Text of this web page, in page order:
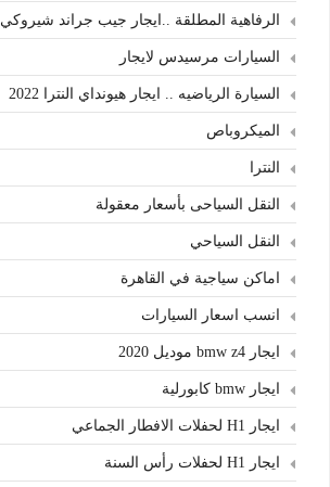
الرفاهية المطلقة ..ايجار جيب جراند شيروكي
السيارات مرسيدس لايجار
السيارة الرياضيه .. ايجار هيونداي النترا 2022
الميكروباص
النترا
النقل السياحى بأسعار معقولة
النقل السياحي
اماكن سياجية في القاهرة
انسب اسعار السيارات
ايجار bmw z4 موديل 2020
ايجار bmw كابورلية
ايجار H1 لحفلات الافطار الجماعي
ايجار H1 لحفلات رأس السنة